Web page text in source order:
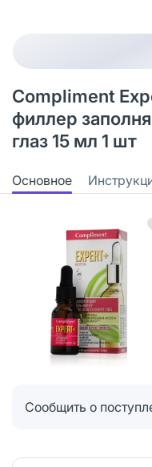
Compliment
филлер
глаз 15 мл 1 шт
Основное
Сообщить о